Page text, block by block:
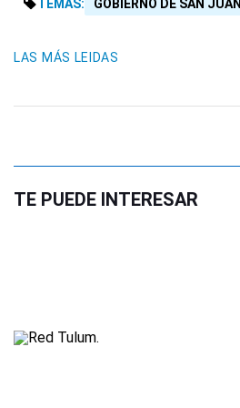
TEMAS: GOBIERNO DE SAN JUAN
LAS MÁS LEIDAS
TE PUEDE INTERESAR